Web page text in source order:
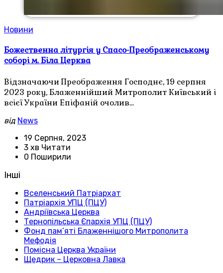
Новини
Божественна літургія у Спасо-Преображенському
соборі м. Біла Церква
Відзначаючи Преображення Господнє, 19 серпня
2023 року, Блаженнійший Митрополит Київський і
всієї України Епіфаній очолив…
від News
19 Серпня, 2023
3 хв Читати
0 Поширили
Інші
Вселенський Патріархат
Патріархія УПЦ (ПЦУ)
Андріївська Церква
Тернопільська Єпархія УПЦ (ПЦУ)
Фонд пам’яті Блаженнішого Митрополита
Мефодія
Помісна Церква України
Щедрик – Церковна Лавка